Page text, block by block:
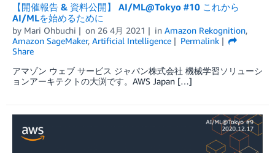
【開催報告 & 資料公開】 AI/ML@Tokyo #10 これから
AI/MLを始めるために
by Mari Ohbuchi on 26 4月 2021 in Amazon Rekognition,
Amazon SageMaker, Artificial Intelligence
Permalink
Share
アマゾン ウェブ サービス ジャパン株式会社 機械学習ソリューシ
ョンアーキテクトの大渕です。AWS Japan […]